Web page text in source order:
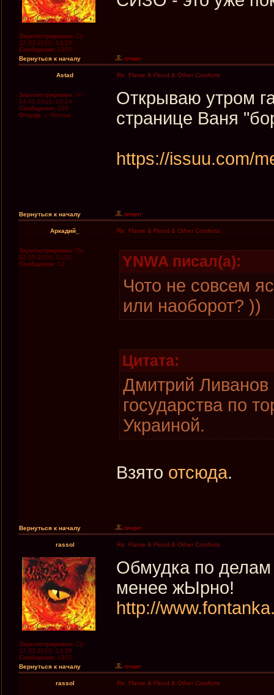
Зарегистрирован: Ср
17.03.2010, 14:39
Сообщения: 1950
Вернуться к началу
Astad Re: Flame & Flood & Other Comforts
Зарегистрирован: Чт
24.01.2013, 18:24
Сообщения: 168
Откуда: г. Москва
Открываю утром
странице Ваня
https://issuu.com/
Вернуться к началу
Аркадий_ Re: Flame & Flood & Other Comforts
Зарегистрирован: Пн
02.05.2016, 11:26
Сообщения: 12 YNWA писал(а):
Чото не совсем
или наоборот? ))
Цитата:
Дмитрий Ливанов
государства по
Украиной.
Взято отсюда.
Вернуться к началу
rassol Re: Flame & Flood & Other Comforts
Зарегистрирован: Ср
17.03.2010, 14:39
Сообщения: 1950
Обмудка по делам
менее жЫрно!
http://
Вернуться к началу
rassol Re: Flame & Flood & Other Comforts